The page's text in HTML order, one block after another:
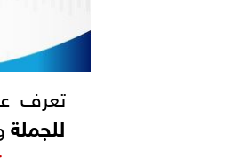
تعرف
للجملة